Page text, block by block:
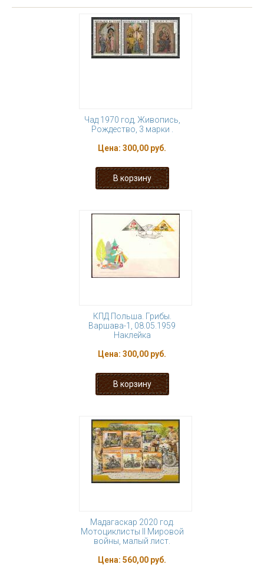
Чад 1970 год, Живопись,
Рождество, 3 марки .
Цена: 300,00 руб.
КПД Польша. Грибы.
Варшава-1, 08.05.1959
Наклейка
Цена: 300,00 руб.
Мадагаскар 2020 год.
Мотоциклисты II Мировой
войны, малый лист.
Цена: 560,00 руб.